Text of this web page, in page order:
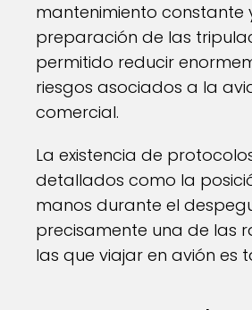
mantenimiento constante
preparación de las
permitido reducir
riesgos asociados a la
comercial.
La existencia de
detallados como la
manos durante el
precisamente una de las
las que viajar en avión es